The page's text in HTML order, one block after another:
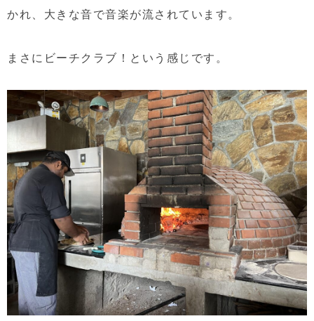
かれ、大きな音で音楽が流されています。
まさにビーチクラブ！という感じです。